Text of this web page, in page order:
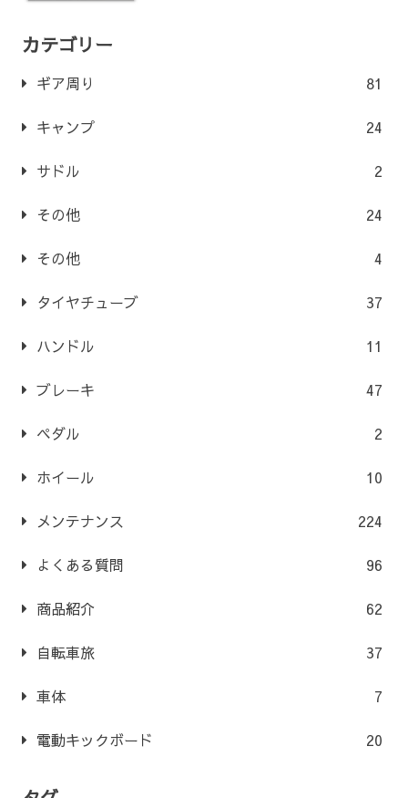
カテゴリー
ギア周り 81
キャンプ 24
サドル 2
その他 24
その他 4
タイヤチューブ 37
ハンドル 11
ブレーキ 47
ペダル 2
ホイール 10
メンテナンス 224
よくある質問 96
商品紹介 62
自転車旅 37
車体 7
電動キックボード 20